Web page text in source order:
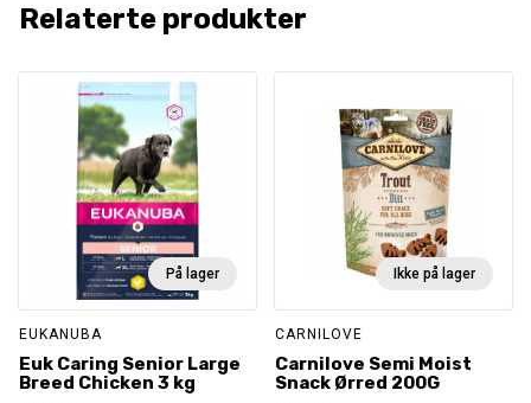
Relaterte produkter
På lager
EUKANUBA
Euk Caring Senior Large
Breed Chicken 3 kg
Ikke på lager
CARNILOVE
Carnilove Semi Moist
Snack Ørred 200G